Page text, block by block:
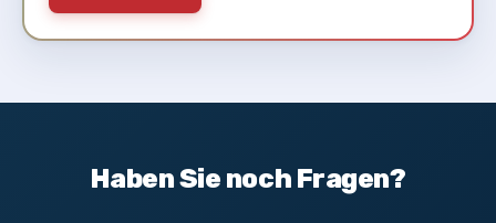
Haben Sie noch Fragen?